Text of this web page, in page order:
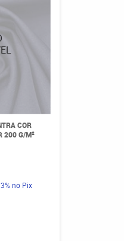
COR
200 G/M²
3%no Pix